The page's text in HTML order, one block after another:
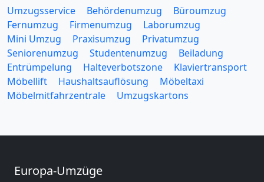
Umzugsservice Behördenumzug
Büroumzug
Fernumzug
Firmenumzug
Laborumzug
Mini Umzug
Praxisumzug
Privatumzug
Seniorenumzug
Studentenumzug
Beiladung
Entrümpelung
Halteverbotszone
Klaviertransport
Möbellift
Haushaltsauflösung
Möbeltaxi
Möbelmitfahrzentrale
Umzugskartons
Europa-Umzüge